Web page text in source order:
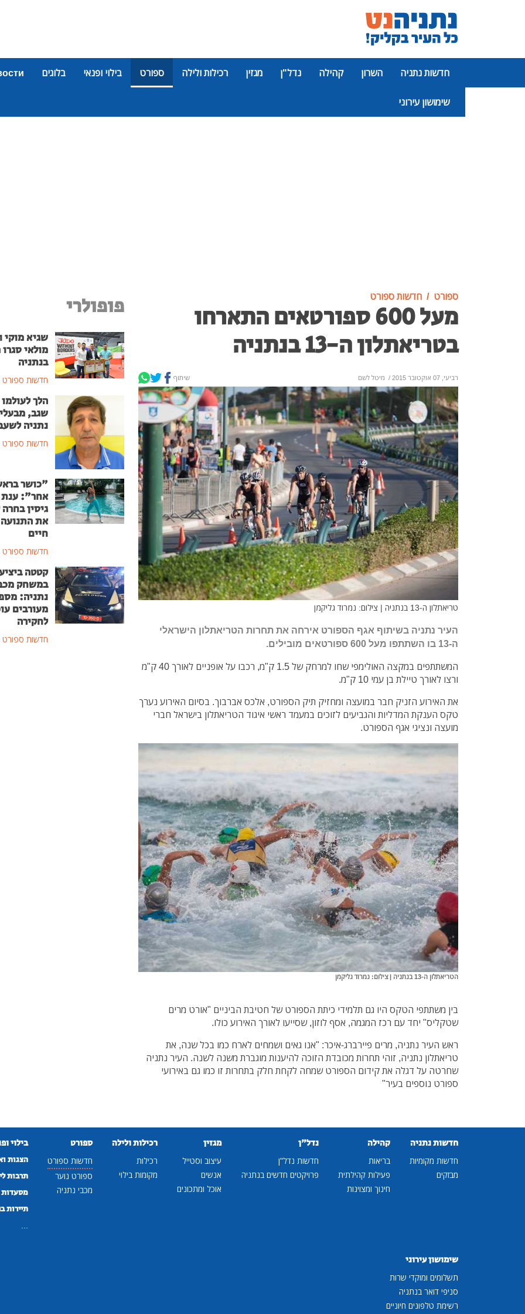
חדשות נתניה השרון קהילה נדל"ן מגזין רכילות ולילה ספורט בילוי ופנאי בלוגים
שימושון עירוני
ספורט חדשות ספורט
מעל 600 ספורטאים התארחו
בטריאתלון ה-13 בנתניה
רביעי, 07 אוקטובר 2015 / מיטל לשם שיתוף
טריאתלון ה-13 בנתניה | צילום: נמרוד גליקמן
העיר נתניה בשיתוף אגף הספורט אירחה את תחרות הטריאתלון הישראלי
ה-13 בו השתתפו מעל 600 ספורטאים מובילים.
המשתתפים במקצה האולימפי שחו למרחק של 1.5 ק"מ, רכבו על אופניים לאורך 40 ק"מ
ורצו לאורך טיילת בן עמי 10 ק"מ.
את האירוע הזניק חבר במועצה ומחזיק תיק הספורט, אלכס אברבוך. בסיום האירוע נערך
טקס הענקת המדליות והגביעים לזוכים במעמד ראשי איגוד הטריאתלון בישראל חברי
מועצה ונציגי אגף הספורט.
הטריאתלון ה-13 בנתניה | צילום: נמרוד גליקמן
בין משתתפי הטקס היו גם תלמידי כיתת הספורט של חטיבת הביניים "אורט מרים
שטקליס" יחד עם רכז המגמה, אסף לוזון, שסייעו לאורך האירוע כולו.
ראש העיר נתניה, מרים פיירברג-איכר: "אנו גאים ושמחים לארח כמו בכל שנה, את
טריאתלון נתניה, זוהי תחרות מכובדת הזוכה להיענות מוגברת משנה לשנה. העיר נתניה
שחרטה על דגלה את קידום הספורט שמחה לקחת חלק בתחרות זו כמו גם באירועי
ספורט נוספים בעיר"
פופולרי
שגיא מוקי
מולאי
בנתניה
חדשות ספורט
הלך
שגב,
נתניה
חדשות ספורט
"כושר
אחר": ענת
גיסין
את
חיים
חדשות ספורט
קטטה
במשחק
נתניה:
מעורבים
לחקירה
חדשות ספורט
חדשות נתניה
חדשות מקומיות
מבזקים
קהילה
בריאות
פעילות קהילתית
חינוך ומצוינות
נדל"ן
חדשות נדל"ן
פרויקטים חדשים בנתניה
מגזין
עיצוב וסטייל
אנשים
אוכל ומתכונים
רכילות ולילה
רכילות
מקומות בילוי
ספורט
חדשות ספורט
ספורט נוער
מכבי נתניה
בילוי
הצגות
תרבות
מסעדות
תיירות
שימושון עירוני
תשלומים ומוקדי שרות
סניפי דואר בנתניה
רשימת טלפונים חיוניים